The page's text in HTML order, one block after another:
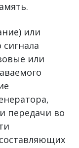
или
или
передачи во